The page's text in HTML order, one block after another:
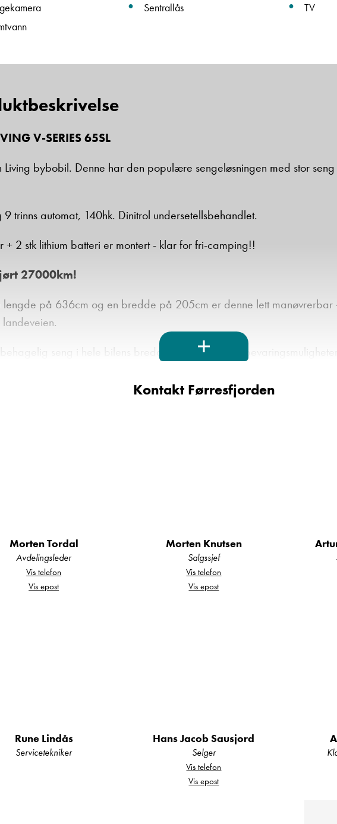
Sentrallås
TV
V-SERIES 65SL
Living bybobil. Denne har den populære sengeløsningen med stor
trinns automat, 140hk. Dinitrol undersetellsbehandlet.
+ 2 stk lithium batteri er montert - klar for fri-camping!!
27000km!
på 636cm og en bredde på 205cm er denne lett manøvrerbar
seng i hele bilens bredde. Godt med oppbevaringsmuligheter
klima – Utstyrt med Truma-varmesystem som gir komfortable
atmosfære.
kan nevnes:
Kontakt Førresfjorden
Morten Tordal
Avdelingsleder
Vis telefon
Vis epost
Morten Knutsen
Salgssjef
Vis telefon
Vis epost
Rune Lindås
Servicetekniker
Hans Jacob Sausjord
Selger
Vis telefon
Vis epost